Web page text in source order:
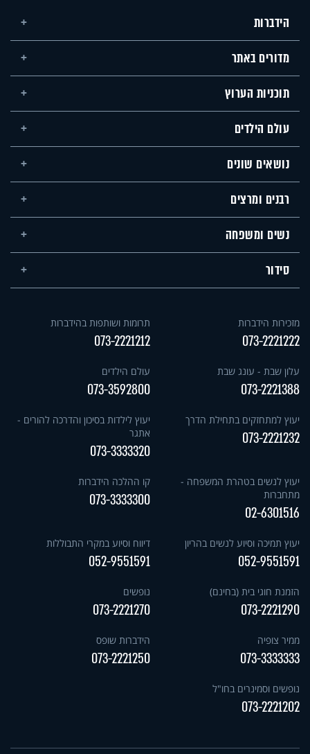
הידברות
מדורים באתר
תוכניות הערוץ
עולם הילדים
נושאים שונים
רבנים ומרצים
נשים ומשפחה
סידור
מזכירות הידברות
073-2221222
תרומות ושותפות בהידברות
073-2221212
עלון שבת - עונג שבת
073-2221388
עולם הילדים
073-3592800
יעוץ למתחזקים בתחילת הדרך
073-2221232
יעוץ לילדות בסיכון והדרכה להורים -
אתגר
073-3333320
יעוץ לנשים בטהרת המשפחה -
מתחברות
02-6301516
קו ההלכה הידברות
073-3333300
יעוץ תמיכה וסיוע לנשים בהריון
052-9551591
דיווח וסיוע במקרי התבוללות
052-9551591
הזמנת חוגי בית (בחינם)
073-2221290
נופשים
073-2221270
ממיר צופיה
073-3333333
הידברות שופס
073-2221250
נופשים וסמינרים בחו"ל
073-2221202